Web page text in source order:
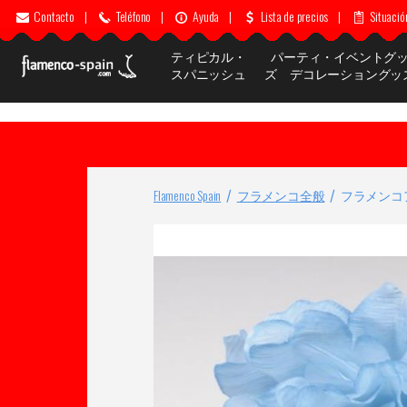
Contacto | Teléfono | Ayuda | Lista de precios |
ティピカル・
スパニッシュ
パーティ・イベントグ
ズ デコレーショングッ
Flamenco Spain フラメンコ全般 フラメン